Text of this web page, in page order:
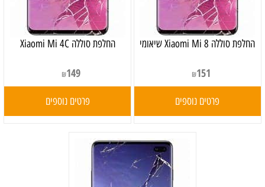
‏החלפת סוללה Xiaomi Mi 8 שיאומי
₪151
פרטים נוספים
החלפת סוללה Xiaomi Mi 4C
₪149
פרטים נוספים